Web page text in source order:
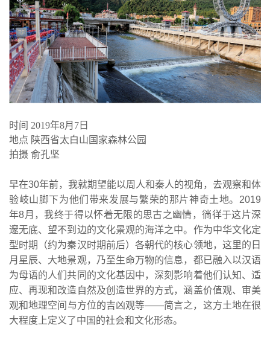
时间 2019年8月7日
地点 陕西省太白山国家森林公园
拍摄 俞孔坚
早在30年前，我就期望能以周人和秦人的视角，去观察和体
验岐山脚下为他们带来发展与繁荣的那片神奇土地。2019
年8月，我终于得以怀着无限的思古之幽情，徜徉于这片深
邃无底、望不到边的文化景观的海洋之中。作为中华文化定
型时期（约为秦汉时期前后）各朝代的核心领地，这里的日
月星辰、大地景观，乃至生命万物的信息，都已融入以汉语
为母语的人们共同的文化基因中，深刻影响着他们认知、适
应、再现和改造自然及创造世界的方式，涵盖价值观、审美
观和地理空间与方位的吉凶观等——简言之，这方土地在很
大程度上定义了中国的社会和文化形态。